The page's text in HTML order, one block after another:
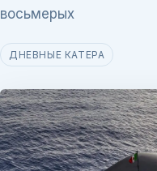
восьмерых
ДНЕВНЫЕ КАТЕРА